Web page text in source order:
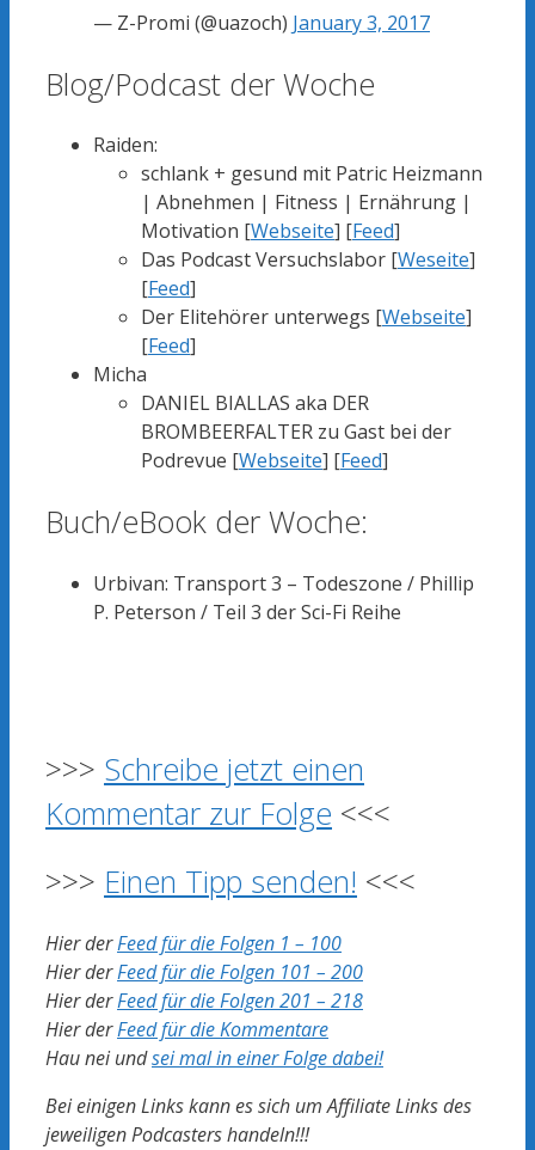
— Z-Promi (@uazoch) January 3, 2017
Blog/Podcast der Woche
Raiden:
schlank + gesund mit Patric Heizmann
| Abnehmen | Fitness | Ernährung |
Motivation [Webseite] [Feed]
Das Podcast Versuchslabor [Weseite]
[Feed]
Der Elitehörer unterwegs [Webseite]
[Feed]
Micha
DANIEL BIALLAS aka DER
BROMBEERFALTER zu Gast bei der
Podrevue [Webseite] [Feed]
Buch/eBook der Woche:
Urbivan: Transport 3 – Todeszone / Phillip
P. Peterson / Teil 3 der Sci-Fi Reihe
>>> Schreibe jetzt einen
Kommentar zur Folge <<<
>>> Einen Tipp senden! <<<
Hier derFeed für die Folgen 1 – 100
Hier derFeed für die Folgen 101 – 200
Hier derFeed für die Folgen 201 – 218
Hier derFeed für die Kommentare
Hau nei undsei mal in einer Folge dabei!
Bei einigen Links kann es sich um Affiliate Links des
jeweiligen Podcasters handeln!!!